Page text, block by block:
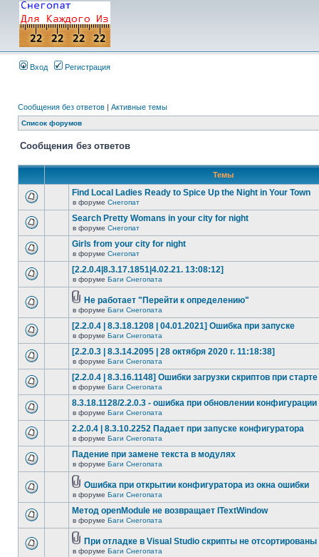
Вход Регистрация
Сообщения без ответов | Активные темы
Список форумов
Сообщения без ответов
Темы
Find Local Ladies Ready to Spice Up the Night in Your Town
в форуме Снегопат
Search Pretty Womans in your city for night
в форуме Снегопат
Girls from your city for night
в форуме Снегопат
[2.2.0.4|8.3.17.1851|4.02.21. 13:08:12]
в форуме Баги Снегопата
Не работает "Перейти к определению"
в форуме Баги Снегопата
[2.2.0.4 | 8.3.18.1208 | 04.01.2021] Ошибка при запуске
в форуме Баги Снегопата
[2.2.0.3 | 8.3.14.2095 | 28 октября 2020 г. 11:18:38]
в форуме Баги Снегопата
[2.2.0.4 | 8.3.16.1148] Ошибки загрузки скриптов при старте
в форуме Баги Снегопата
8.3.18.1128/2.2.0.3 - ошибка при обновлении конфигурации
в форуме Баги Снегопата
2.2.0.4 | 8.3.10.2252 Падает при запуске конфигуратора
в форуме Баги Снегопата
Падение при замене текста в модулях
в форуме Баги Снегопата
Ошибка при открытии конфигуратора из окна ошибки
в форуме Баги Снегопата
Метод openModule не возвращает ITextWindow
в форуме Баги Снегопата
При отладке в Visual Studio скрипты не отсортированы
в форуме Баги Снегопата